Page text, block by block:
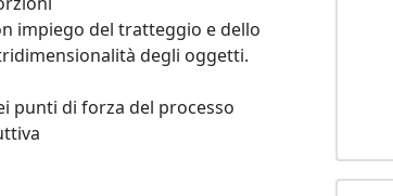
impiego del tratteggio e dello
degli oggetti.
punti di forza del processo